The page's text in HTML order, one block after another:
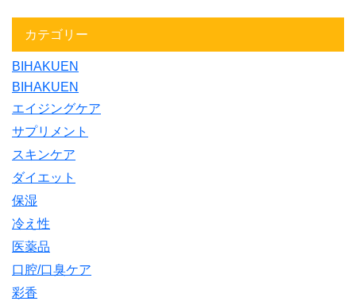
カテゴリー
BIHAKUEN
BIHAKUEN
エイジングケア
サプリメント
スキンケア
ダイエット
保湿
冷え性
医薬品
口腔/口臭ケア
彩香